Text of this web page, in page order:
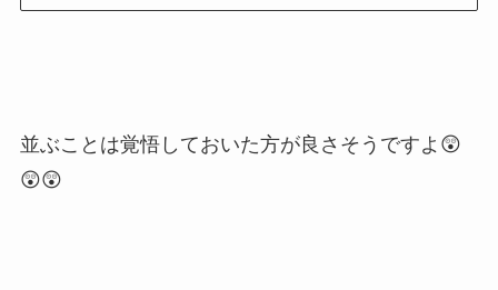
並ぶことは覚悟しておいた方が良さそうですよ😲
😲😲